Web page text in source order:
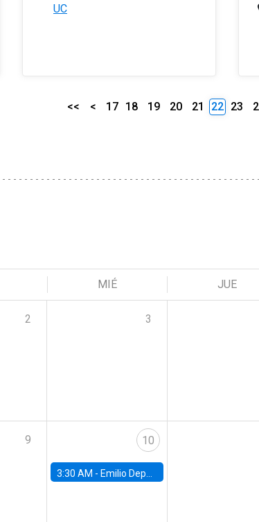
UC
<< < 17 18 19 20 21 22 23
MIÉ JUE
2 3
9 10
3:30 AM - Emilio Depetris-Chauvín, Universidad Católica